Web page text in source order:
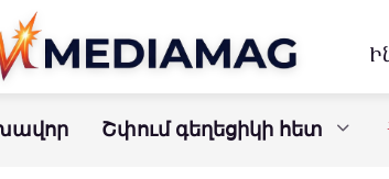
Շփում գեղեցիկի հետ